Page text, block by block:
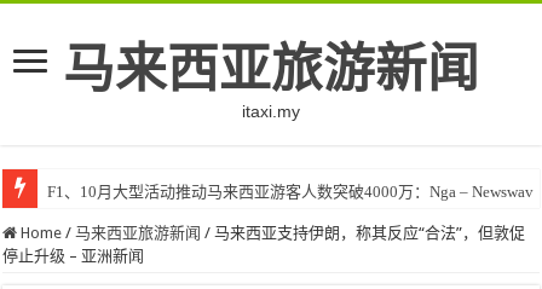
马来西亚旅游新闻
itaxi.my
F1、10月大型活动推动马来西亚游客人数突破4000万：Nga – Newswav
Home / 马来西亚旅游新闻 / 马来西亚支持伊朗，称其反应“合法”，但敦促
停止升级 – 亚洲新闻